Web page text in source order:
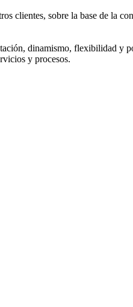
clientes, sobre la base de la
dinamismo, flexibilidad y
y procesos.